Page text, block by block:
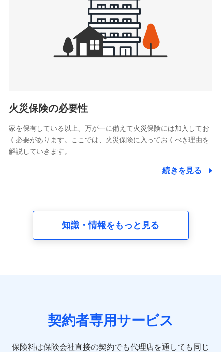
4.家族・友達紹介にて取得した個人情報
被紹介者への連絡、及び当社と取引のあるもしくは委託を受
けている保険会社・提携会社の保険その他に関する情報を提
供し、金融商品等の契約を勧奨するため
アンケートやキャンペーン等の実施のため
電話対応の品質向上およびお問合せ内容の正確な把握のため
6.採用応募者の個人情報
採用選考および入社手続を実施するため
8.取引先個人情報
取引先としての選定業務、営業情報の提供業務、契約締結手
10.受託業務の 個人情報
火災保険の必要性
家を保有している以上、万が一に備えて火災保険には加入してお
く必要があります。ここでは、火災保険に入っておくべき理由を
解説していきます。
続きを見る
知識・情報をもっと見る
契約者専用サービス
保険料は保険会社直接の契約でも代理店を通しても同じ